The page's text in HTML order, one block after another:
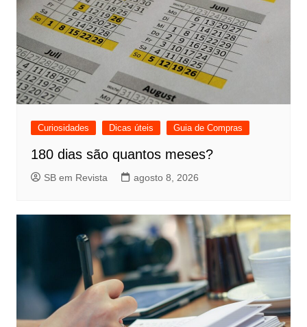
Curiosidades Dicas úteis Guia de Compras
180 dias são quantos meses?
SB em Revista agosto 8, 2026